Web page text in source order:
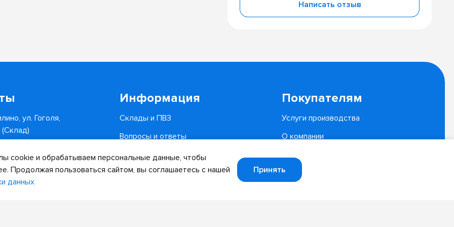
Написать отзыв
ул. Гоголя,
(Склад)
Информация
Склады и ПВЗ
Вопросы и ответы
Доставка и оплата
Покупателям
Услуги производства
О компании
cookie и обрабатываем персональные данные, чтобы
Продолжая пользоваться сайтом, вы соглашаетесь с нашей
данных
Принять